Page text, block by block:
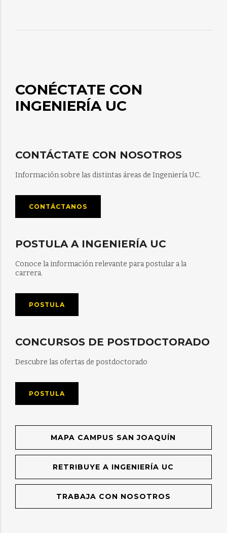
CONÉCTATE CON
INGENIERÍA UC
CONTÁCTATE CON NOSOTROS
Información sobre las distintas áreas de Ingeniería UC.
CONTÁCTANOS
POSTULA A INGENIERÍA UC
Conoce la información relevante para postular a la
carrera.
POSTULA
CONCURSOS DE POSTDOCTORADO
Descubre las ofertas de postdoctorado
POSTULA
MAPA CAMPUS SAN JOAQUÍN
RETRIBUYE A INGENIERÍA UC
TRABAJA CON NOSOTROS